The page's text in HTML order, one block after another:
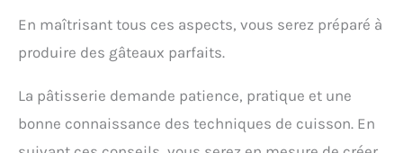
En maîtrisant tous ces aspects, vous serez préparé à
produire des gâteaux parfaits.
La pâtisserie demande patience, pratique et une
bonne connaissance des techniques de cuisson. En